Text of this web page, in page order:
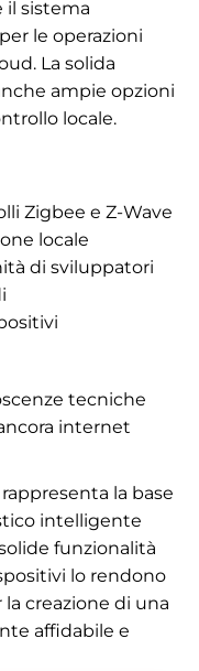
il sistema
le operazioni
La solida
ampie opzioni
locale.
Zigbee e Z-Wave
locale
di sviluppatori
tecniche
internet
la base
intelligente
funzionalità
lo rendono
creazione di una
affidabile e